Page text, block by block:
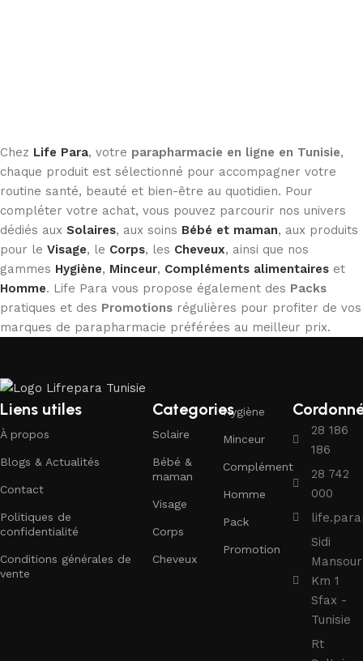
Chez Life Para, votre parapharmacie en ligne en Tunisie,
chaque produit est sélectionné pour accompagner votre
routine santé, beauté et bien-être au quotidien. Pour
compléter votre achat, vous pouvez parcourir nos univers
dédiés aux Solaires, aux soins Bébé et maman, aux produits
pour le Visage, le Corps, les Cheveux, ainsi que nos
gammes Hygiène, Minceur, Compléments alimentaires et
Homme. Life Para vous propose également des Packs
pratiques et des Promotions régulières pour profiter de vos
marques de parapharmacie préférées au meilleur prix.
Liens utiles
À propos
Blogs & Actualités
Contact
Politiques de
confidentialité
Conditions générales de
vente
Categories
Solaire
Bébé &
maman
Visage
Corps
Cheveux
Hygiène
Minceur
Complément
Homme
Pack
Promotion
28 186
186
28 742
000
Sidi
Mansour
Km 1
Sfax -
Tunisie
Rt